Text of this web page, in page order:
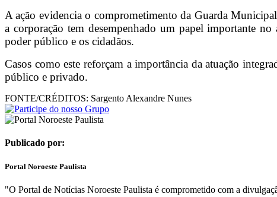
A ação evidencia o comprometimento da Guarda
a corporação tem desempenhado um papel importante
poder público e os cidadãos.
Casos como este reforçam a importância da atuação
público e privado.
FONTE/CRÉDITOS: Sargento Alexandre Nunes
Publicado por:
Portal Noroeste Paulista
"O Portal de Notícias Noroeste Paulista é comprometido com a